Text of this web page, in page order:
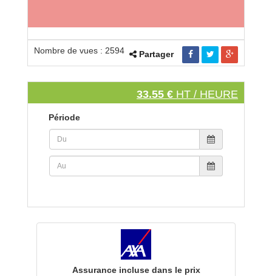
Nombre de vues : 2594 Partager
33.55 € HT / HEURE
Période
Assurance incluse dans le prix